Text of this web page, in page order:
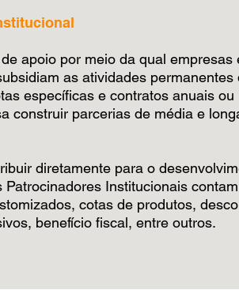
apoio por meio da qual empresas
as atividades permanentes
específicas e contratos anuais ou
construir parcerias de média e
diretamente para o
Patrocinadores Institucionais
cotas de produtos,
benefício fiscal, entre outros.